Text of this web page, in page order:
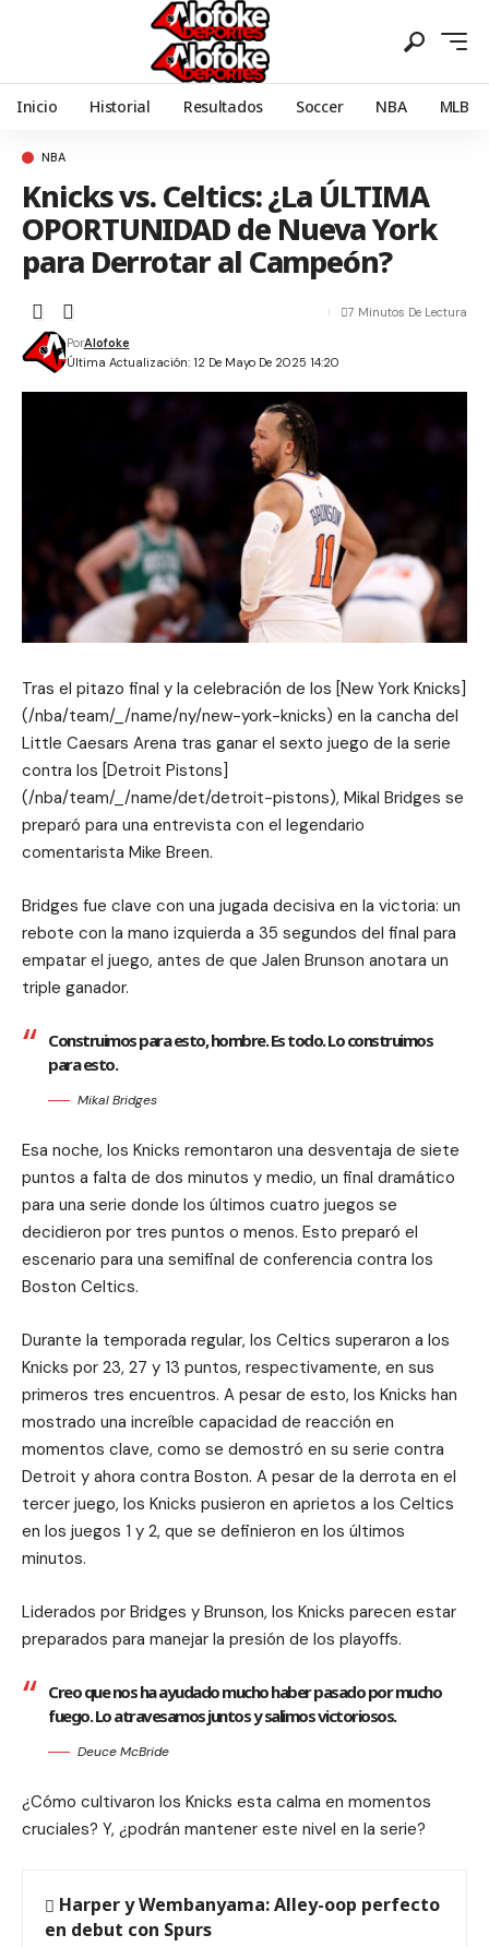
Inicio Historial Resultados Soccer NBA MLB
NBA
Knicks vs. Celtics: ¿La ÚLTIMA
OPORTUNIDAD de Nueva York
para Derrotar al Campeón?
Última Actualización: 12 De Mayo De 2025 14:20
PorAlofoke
7 Minutos De Lectura
Tras el pitazo final y la celebración de los [New York Knicks]
(/nba/team/_/name/ny/new-york-knicks) en la cancha del
Little Caesars Arena tras ganar el sexto juego de la serie
contra los [Detroit Pistons]
(/nba/team/_/name/det/detroit-pistons), Mikal Bridges se
preparó para una entrevista con el legendario
comentarista Mike Breen.
Bridges fue clave con una jugada decisiva en la victoria: un
rebote con la mano izquierda a 35 segundos del final para
empatar el juego, antes de que Jalen Brunson anotara un
triple ganador.
Construimos para esto, hombre. Es todo. Lo construimos
para esto.
Mikal Bridges
Esa noche, los Knicks remontaron una desventaja de siete
puntos a falta de dos minutos y medio, un final dramático
para una serie donde los últimos cuatro juegos se
decidieron por tres puntos o menos. Esto preparó el
escenario para una semifinal de conferencia contra los
Boston Celtics.
Durante la temporada regular, los Celtics superaron a los
Knicks por 23, 27 y 13 puntos, respectivamente, en sus
primeros tres encuentros. A pesar de esto, los Knicks han
mostrado una increíble capacidad de reacción en
momentos clave, como se demostró en su serie contra
Detroit y ahora contra Boston. A pesar de la derrota en el
tercer juego, los Knicks pusieron en aprietos a los Celtics
en los juegos 1 y 2, que se definieron en los últimos
minutos.
Liderados por Bridges y Brunson, los Knicks parecen estar
preparados para manejar la presión de los playoffs.
Creo que nos ha ayudado mucho haber pasado por mucho
fuego. Lo atravesamos juntos y salimos victoriosos.
Deuce McBride
¿Cómo cultivaron los Knicks esta calma en momentos
cruciales? Y, ¿podrán mantener este nivel en la serie?
Harper y Wembanyama: Alley-oop perfecto
en debut con Spurs